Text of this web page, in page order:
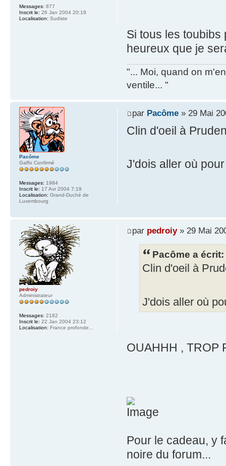
Si tous les
heureux que je
"... Moi, quand on
ventile... "
Messages: 877
Inscrit le: 26 Jan 2004 20:19
Localisation: Sudiste
par Pacôme» 29 Mai
Clin d'oeil à
J'dois aller où
Pacôme
Gaffo Confirmé
Messages: 1984
Inscrit le: 17 Avr 2004 7:19
Localisation: Grand-Duché de
Luxembourg
par pedroiy» 29 Mai
Pacôme a écrit:
Clin d'oeil à
J'dois aller où
OUAHHH , TROP
Pour le cadeau, y
noire du forum...
pedroiy
Administrateur
Messages: 2182
Inscrit le: 22 Jan 2004 23:12
Localisation: France profonde...